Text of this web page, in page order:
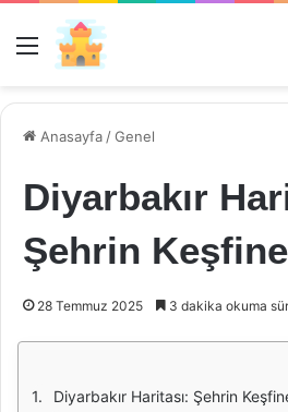
Menü
Anasayfa /Genel
Diyarbakır
Şehrin Keşfine
28 Temmuz 2025 3 dakika okuma
Diyarbakır Haritası: Şehrin